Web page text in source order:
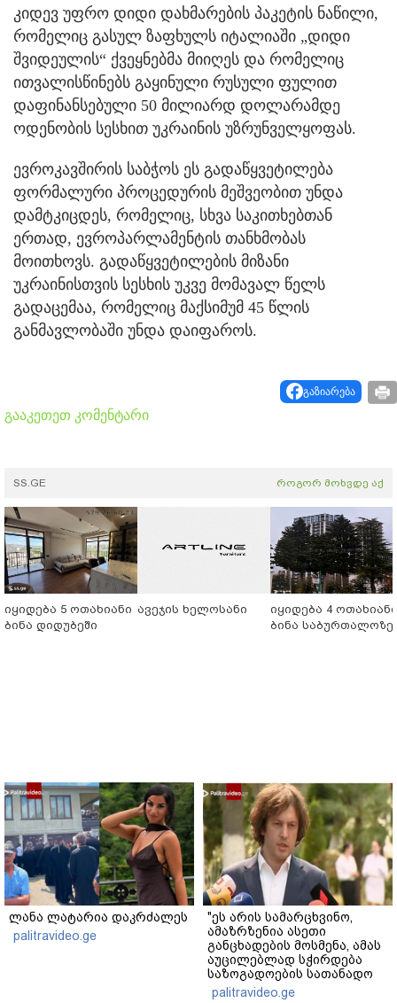
კიდევ უფრო დიდი დახმარების პაკეტის ნაწილი,
რომელიც გასულ ზაფხულს იტალიაში „დიდი
შვიდეულის“ ქვეყნებმა მიიღეს და რომელიც
ითვალისწინებს გაყინული რუსული ფულით
დაფინანსებული 50 მილიარდ დოლარამდე
ოდენობის სესხით უკრაინის უზრუნველყოფას.
ევროკავშირის საბჭოს ეს გადაწყვეტილება
ფორმალური პროცედურის მეშვეობით უნდა
დამტკიცდეს, რომელიც, სხვა საკითხებთან
ერთად, ევროპარლამენტის თანხმობას
მოითხოვს. გადაწყვეტილების მიზანი
უკრაინისთვის სესხის უკვე მომავალ წელს
გადაცემაა, რომელიც მაქსიმუმ 45 წლის
განმავლობაში უნდა დაიფაროს.
გაზიარება
გააკეთეთ კომენტარი
SS.GE როგორ მოხვდე აქ
იყიდება 5 ოთახიანი
ბინა დიდუბეში
ავეჯის ხელოსანი
იყიდება 4 ოთახიანი
ბინა საბურთალოზე
ლანა ლატარია დაკრძალეს
palitravideo.ge
"ეს არის სამარცხვინო,
ამაზრზენია ასეთი
განცხადების მოსმენა, ამას
აუცილებლად სჭირდება
საზოგადოების სათანადო
რეაქცია" - ირაკლი
palitravideo.ge